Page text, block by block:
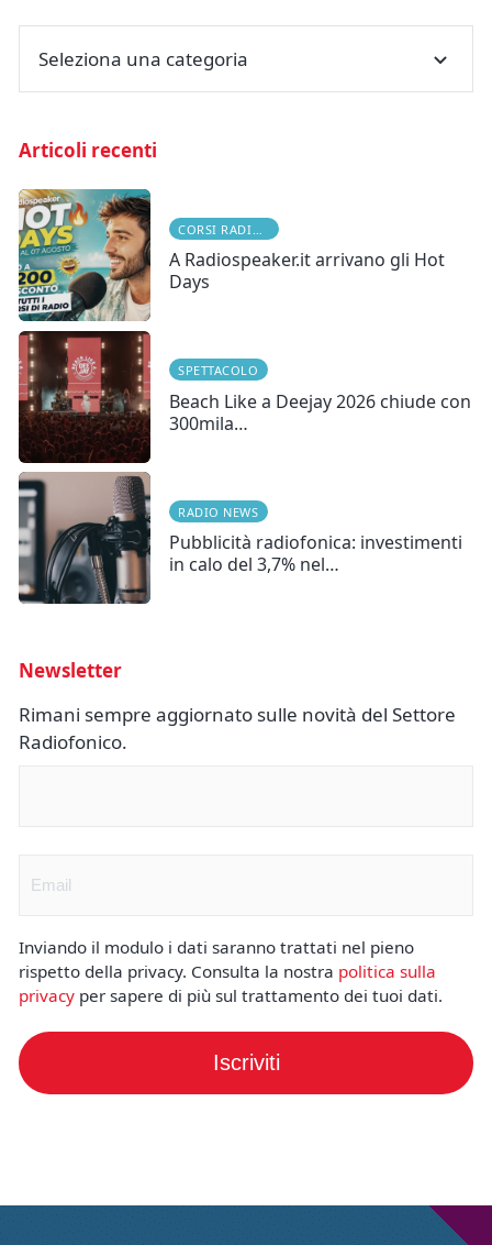
Seleziona una categoria
Articoli recenti
A Radiospeaker.it arrivano gli Hot
Days
SPETTACOLO
Beach Like a Deejay 2026 chiude con
300mila…
RADIO NEWS
Pubblicità radiofonica: investimenti
in calo del 3,7% nel…
Newsletter
Rimani sempre aggiornato sulle novità del Settore
Radiofonico.
Inviando il modulo i dati saranno trattati nel pieno
rispetto della privacy. Consulta la nostra politica sulla
privacy per sapere di più sul trattamento dei tuoi dati.
Iscriviti